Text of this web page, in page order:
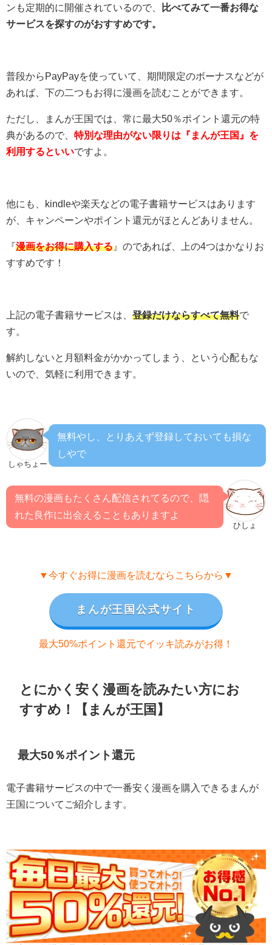
ンも定期的に開催されているので、
比べてみて一番お得な
サービスを探すのがおすすめです。
普段からPayPayを使っていて、期間限定のボーナスなどが
あれば、下の二つもお得に漫画を読むことができます。
ただし、まんが王国では、常に最大50％ポイント還元の特
典があるので、 特別な理由がない限りは『まんが王国』を
利用するといいですよ。
他にも、kindleや楽天などの電子書籍サービスはあります
が、キャンペーンやポイント還元がほとんどありません。
『漫画をお得に購入する 』のであれば、上の4つはかなりお
すすめです！
上記の電子書籍サービスは、 登録だけならすべて無料で
す。
解約しないと月額料金がかかってしまう、という心配もな
いので、気軽に利用できます。
しゃちょー
無料やし、とりあえず登録しておいても損な
しやで
ひしょ
無料の漫画もたくさん配信されてるので、隠
れた良作に出会えることもありますよ
▼今すぐお得に漫画を読むならこちらから▼
まんが王国公式サイト
最大50%ポイント還元でイッキ読みがお得！
とにかく安く漫画を読みたい方にお
すすめ！【まんが王国】
最大50％ポイント還元
電子書籍サービスの中で一番安く漫画を購入できるまんが
王国についてご紹介します。